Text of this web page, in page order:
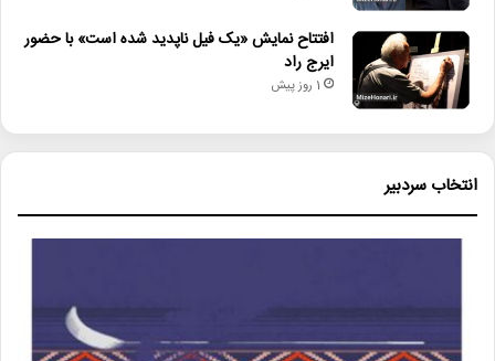
افتتاح نمایش «یک فیل ناپدید شده است» با حضور
ایرج راد
1 روز پیش
انتخاب سردبیر